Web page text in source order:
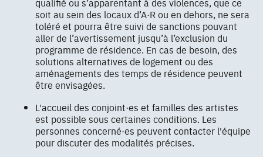
soit au sein des locaux d’A·R ou en dehors, ne sera
toléré et pourra être suivi de sanctions pouvant
aller de l’avertissement jusqu’à l’exclusion du
programme de résidence. En cas de besoin, des
solutions alternatives de logement ou des
aménagements des temps de résidence peuvent
être envisagées.
L'accueil des conjoint·es et familles des artistes
est possible sous certaines conditions. Les
personnes concerné·es peuvent contacter l'équipe
pour discuter des modalités précises.